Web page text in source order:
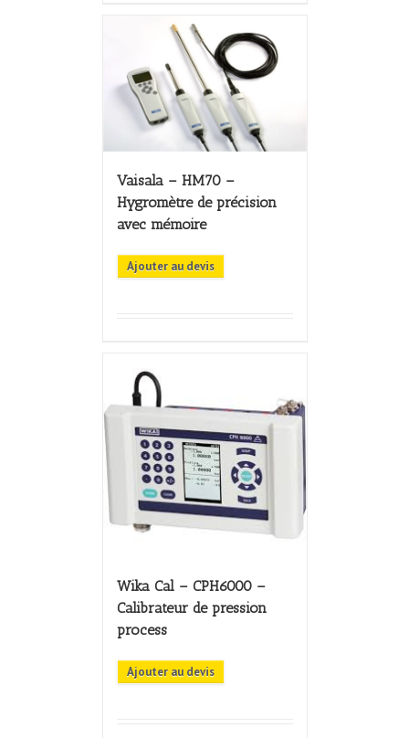
Vaisala – HM70 –
Hygromètre de précision
avec mémoire
Ajouter au devis
Wika Cal – CPH6000 –
Calibrateur de pression
process
Ajouter au devis